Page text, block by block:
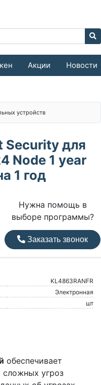
Акции Новости
устройств
Security для
Node 1 year
1 год
Нужна помощь в
выборе программы?
Заказать звонок
KL4863RANFR
Электронная
шт
обеспечивает
сложных угроз